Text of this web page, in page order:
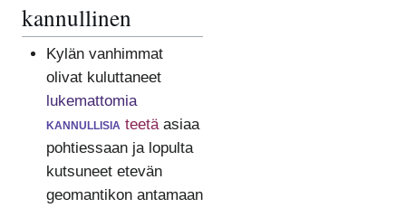
kannullinen
Kylän vanhimmat
olivat kuluttaneet
lukemattomia
kannullisia teetäasiaa
pohtiessaan ja lopulta
kutsuneet etevän
geomantikon antamaan